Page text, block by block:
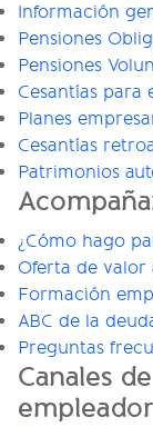
Información
Pensiones
Pensiones
Cesantías para
Planes
Cesantías
Patrimonios
¿Cómo hago
Oferta de valor
Formación
ABC de la
Preguntas
Canales
empleador